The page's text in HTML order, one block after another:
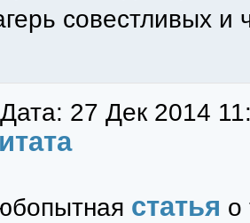
совестливых и
Дата: 27 Дек 2014
статья о